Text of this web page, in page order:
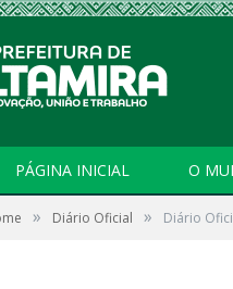
PÁGINA INICIAL O
» Diário Oficial » Diário